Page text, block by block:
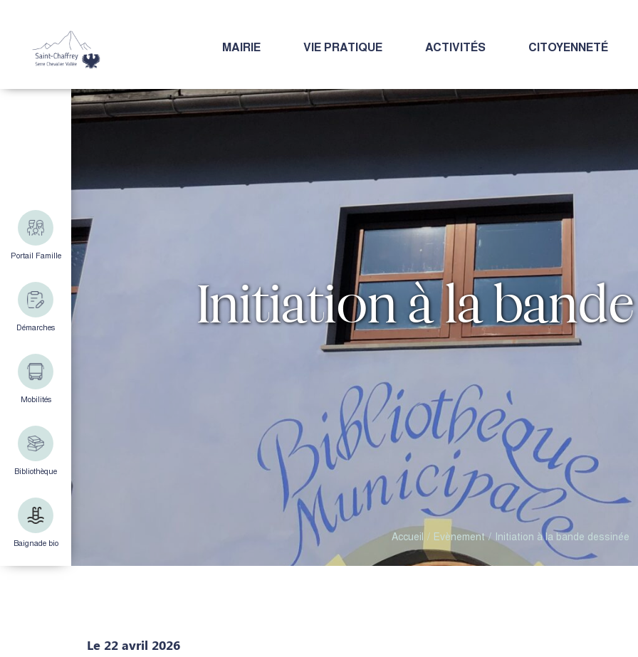
MAIRIE VIE PRATIQUE ACTIVITÉS CITOYENNETÉ
Initiation à la
Accueil Evènement Initiation à la bande dessinée
Portail Famille
Démarches
Mobilités
Bibliothèque
Baignade bio
Le 22 avril 2026